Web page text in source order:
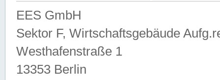
EES GmbH
Sektor F, Wirtschaftsgebäude
Westhafenstraße 1
13353 Berlin